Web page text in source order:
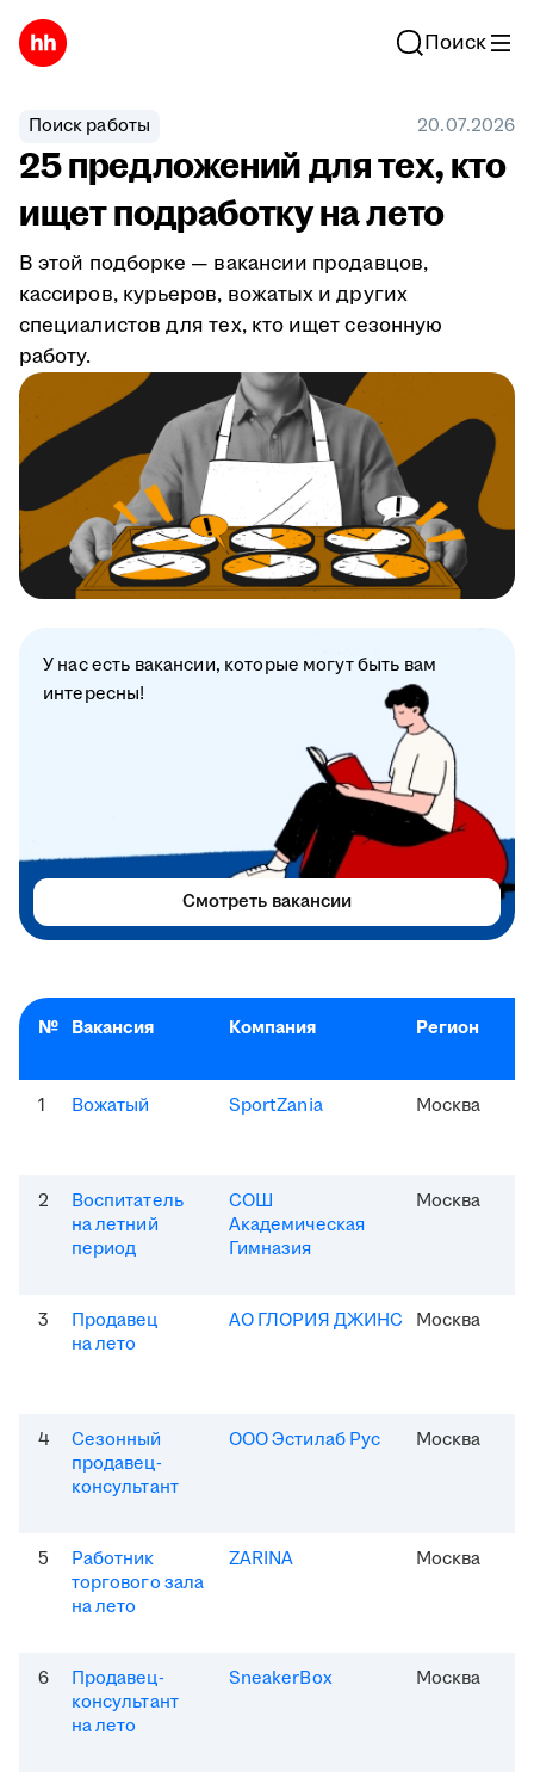
Поиск
Поиск работы 20.07.2026
25 предложений для тех, кто
ищет подработку на лето
В этой подборке — вакансии продавцов,
кассиров, курьеров, вожатых и других
специалистов для тех, кто ищет сезонную
работу.
№ Вакансия Компания Регион
1 Вожатый SportZania Москва
2
Воспитатель
на летний
период
СОШ
Академическая
Гимназия
Москва
3
Продавец
на лето
АО ГЛОРИЯ ДЖИНС Москва
4
Сезонный
продавец-
консультант
ООО Эстилаб Рус Москва
5
Работник
торгового зала
на лето
ZARINA Москва
6
Продавец-
консультант
на лето
SneakerBox Москва
У нас есть вакансии, которые могут быть вам
интересны!
Смотреть вакансии